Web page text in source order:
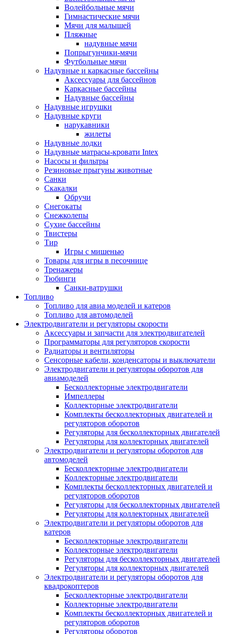
Волейбольные мячи
Гимнастические мячи
Мячи для малышей
Пляжные
надувные мячи
Попрыгунчики-мячи
Футбольные мячи
Надувные и каркасные бассейны
Аксессуары для бассейнов
Каркасные бассейны
Надувные бассейны
Надувные игрушки
Надувные круги
нарукавники
жилеты
Надувные лодки
Надувные матрасы-кровати Intex
Насосы и фильтры
Резиновые прыгуны животные
Санки
Скакалки
Обручи
Снегокаты
Снежколепы
Сухие бассейны
Твистеры
Тир
Игры с мишенью
Товары для игры в песочнице
Тренажеры
Тюбинги
Санки-ватрушки
Топливо
Топливо для авиа моделей и катеров
Топливо для автомоделей
Электродвигатели и регуляторы скорости
Аксессуары и запчасти для электродвигателей
Программаторы для регуляторов скорости
Радиаторы и вентиляторы
Сенсорные кабели, конденсаторы и выключатели
Электродвигатели и регуляторы оборотов для
авиамоделей
Бесколлекторные электродвигатели
Импеллеры
Коллекторные электродвигатели
Комплекты бесколлекторных двигателей и
регуляторов оборотов
Регуляторы для бесколлекторных двигателей
Регуляторы для коллекторных двигателей
Электродвигатели и регуляторы оборотов для
автомоделей
Бесколлекторные электродвигатели
Коллекторные электродвигатели
Комплекты бесколлекторных двигателей и
регуляторов оборотов
Регуляторы для бесколлекторных двигателей
Регуляторы для коллекторных двигателей
Электродвигатели и регуляторы оборотов для
катеров
Бесколлекторные электродвигатели
Коллекторные электродвигатели
Регуляторы для бесколлекторных двигателей
Регуляторы для коллекторных двигателей
Электродвигатели и регуляторы оборотов для
квадрокоптеров
Бесколлекторные электродвигатели
Коллекторные электродвигатели
Комплекты бесколлекторных двигателей и
регуляторов оборотов
Регуляторы оборотов